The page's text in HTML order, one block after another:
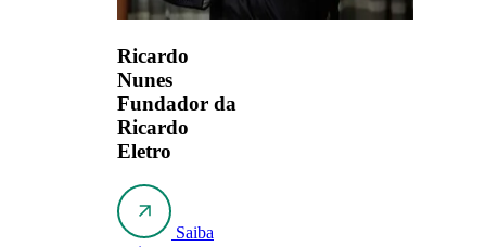
Ricardo
Nunes
Fundador da
Ricardo
Eletro
Saiba